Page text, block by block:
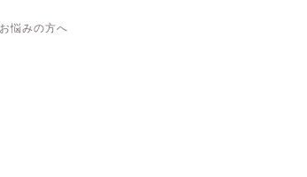
悩みの方へ